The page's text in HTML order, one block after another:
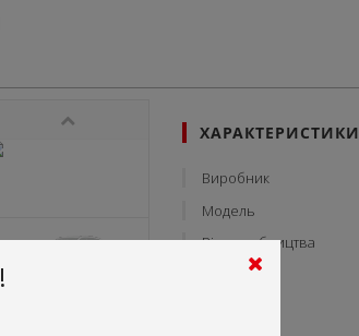
ХАРАКТЕРИСТИКИ
Виробник
Модель
Рік виробництва
Тип кузову